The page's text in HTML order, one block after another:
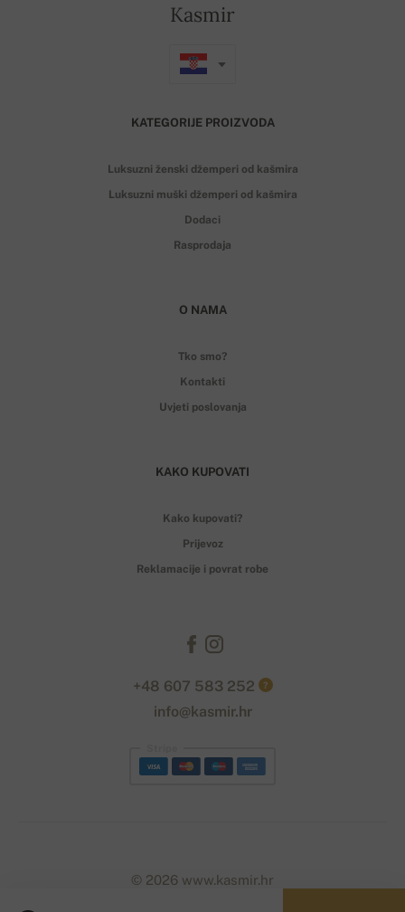
Kasmir
KATEGORIJE PROIZVODA
Luksuzni ženski džemperi od kašmira
Luksuzni muški džemperi od kašmira
Dodaci
Rasprodaja
O NAMA
Tko smo?
Kontakti
Uvjeti poslovanja
KAKO KUPOVATI
Kako kupovati?
Prijevoz
Reklamacije i povrat robe
+48 607 583 252 ?
info@kasmir.hr
© 2026 www.kasmir.hr